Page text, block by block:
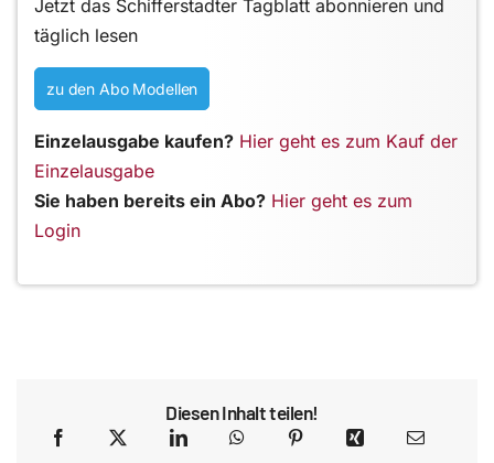
Jetzt das Schifferstadter Tagblatt abonnieren und
täglich lesen
zu den Abo Modellen
Einzelausgabe kaufen? Hier geht es zum Kauf der
Einzelausgabe
Sie haben bereits ein Abo? Hier geht es zum
Login
Diesen Inhalt teilen!